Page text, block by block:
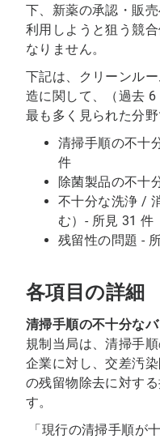
下、新薬の承認・販
利用しようと狙う競
なりません。
下記は、クリーンル
造に関して、（過去
最も多く見られた分野
清掃手順の不十
件
除菌製品の不十
不十分な洗浄 /
む）- 所見 31 件
残留性の問題 -
各項目の詳細
清掃手順の不十分な
規制当局は、清掃手
企業に対し、交差汚
の残留物除去に対す
す。
「現行の清掃手順が